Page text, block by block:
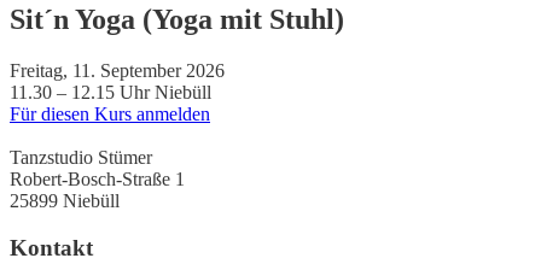
Sit´n Yoga (Yoga mit Stuhl)
Freitag, 11. September 2026
11.30 – 12.15 Uhr Niebüll
Für diesen Kurs anmelden
Tanzstudio Stümer
Robert-Bosch-Straße 1
25899 Niebüll
Kontakt